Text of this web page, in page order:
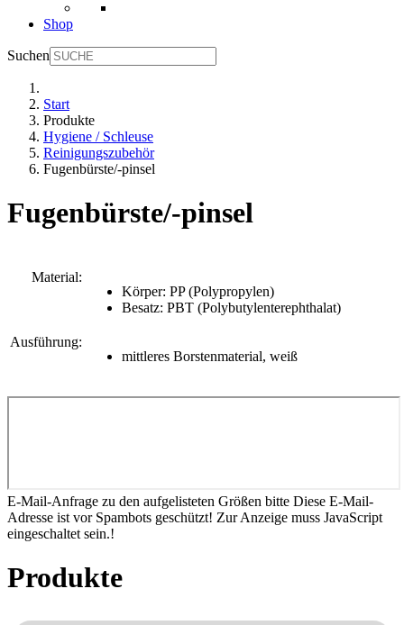
Shop
Suchen
Start
Produkte
Hygiene / Schleuse
Reinigungszubehör
Fugenbürste/-pinsel
Fugenbürste/-pinsel
Material:
Körper: PP (Polypropylen)
Besatz: PBT (Polybutylenterephthalat)
Ausführung:
mittleres Borstenmaterial, weiß
E-Mail-Anfrage zu den aufgelisteten Größen bitte Diese E-Mail-
Adresse ist vor Spambots geschützt! Zur Anzeige muss JavaScript
eingeschaltet sein.!
Produkte